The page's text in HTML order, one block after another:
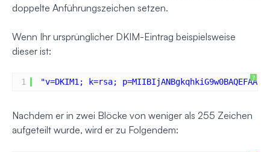
doppelte Anführungszeichen setzen.
Wenn Ihr ursprünglicher DKIM-Eintrag beispielsweise
dieser ist:
?
1 "v=DKIM1; k=rsa;
Nachdem er in zwei Blöcke von weniger als 255 Zeichen
aufgeteilt wurde, wird er zu Folgendem: